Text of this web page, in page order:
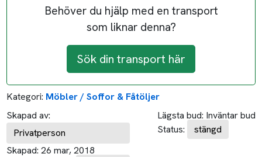
Behöver du hjälp med en transport
som liknar denna?
Sök din transport här
Kategori: Möbler / Soffor & Fåtöljer
Skapad av:
Privatperson
Skapad: 26 mar, 2018
Lägsta bud: Inväntar bud
Status:
stängd